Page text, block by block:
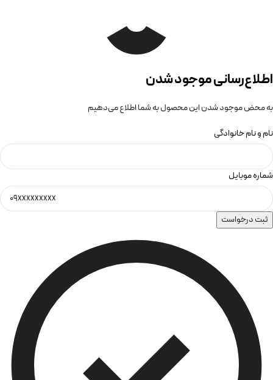
اطلاع‌رسانی موجود شدن
به محض موجود شدن این محصول به شما اطلاع می‌دهیم
نام و نام خانوادگی
شماره موبایل
ثبت درخواست